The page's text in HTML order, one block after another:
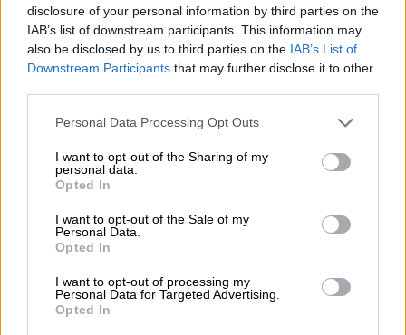
disclosure of your personal information by third parties on the
IAB’s list of downstream participants. This information may
also be disclosed by us to third parties on the IAB’s List of
Downstream Participants that may further disclose it to other
Please note that this website/app uses one or more Google
not limited to your visit or usage behaviour. You may click to
grant or deny consent to Google and its third-party tags to
use your data for below specified purposes in below Google
consent section.
Personal Data Processing Opt Outs
I want to opt-out of the Sharing of my
personal data.
Opted In
I want to opt-out of the Sale of my
Personal Data.
Opted In
I want to opt-out of processing my
Personal Data for Targeted Advertising.
Opted In
«Η ιστορία τουΡωμαίικου Ορφανοτροφείου
Πριγκήπουδεν μπορεί να είναι προϊόν ενός
φανταστικού σεναρίου. Η πραγματική
ιστορία του κτιρίου είναι κρυμμένη στις
μνήμες τηςΡωμαίικης κοινότητας
, στα
επαφή με τους αρμοδίους του Υπουργείου
σχετικά με την άδεια, το περιεχόμενο και
την αφίσα», δήλωσε ο Λάκης Βίγκας, ο
οποίος ορίστηκε από το Πατριαρχείο να
έρθει σε επαφές με υψηλόβαθμους
αξιωματούχους τηςΕπαρχίας
Πριγκηπονήσων και του Υπουργείου